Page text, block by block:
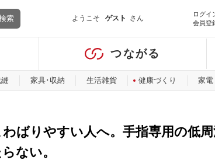
索 ようこそ ゲスト さん
ログイ
会員登
つながる
家具･収納 生活雑貨 健康づくり 家電
ばりやすい人へ。手指専用の低
ない。